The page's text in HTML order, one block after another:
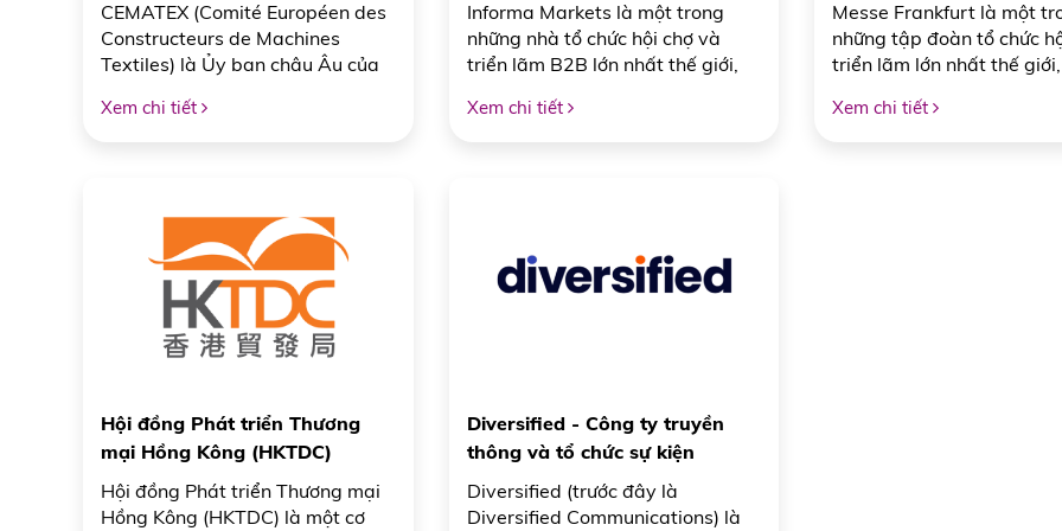
CEMATEX (Comité Européen des
Constructeurs de Machines
Textiles) là Ủy ban châu Âu của
thành lập vào năm 1954. Tổ chức
tại các nước công nghiệp phát
triển. CEMATEX là sở hữu và
quản lý thương hiệu các triển lãm
máy dệt hàng đầu thế giới, đặc
biệt là ITMA (International
Textile Machinery Exhibition).
Xem chi tiết
Informa Markets là một trong
những nhà tổ chức hội chợ và
triển lãm B2B lớn nhất thế giới,
(Vương quốc Anh). Với mạng lưới
đầu tư gặp gỡ, trao đổi và thúc
đẩy cơ hội kinh doanh.
Xem chi tiết
Messe Frankfurt là một
những tập đoàn tổ chức
triển lãm lớn nhất thế
động rộng khắp toàn cầu.
Xem chi tiết
Hội đồng Phát triển Thương
mại Hồng Kông (HKTDC)
Hội đồng Phát triển Thương mại
Hồng Kông (HKTDC) là một cơ
Diversified - Công ty truyền
thông và tổ chức sự kiện
thương mại hàng đầu
Diversified (trước đây là
Diversified Communications) là